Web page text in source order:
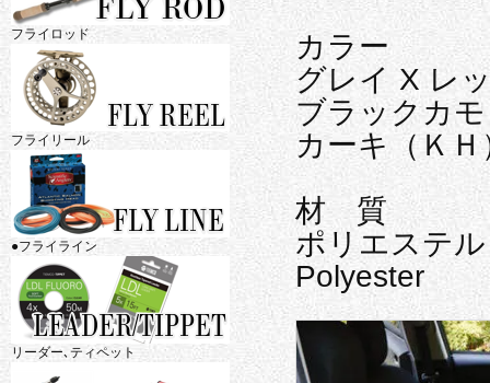
カラー
グレイ X レ
ブラックカ
カーキ（ＫＨ
材 質
ポリエステ
Polyester
フライロッド
フライリール
●フライライン
リーダー､ティペット